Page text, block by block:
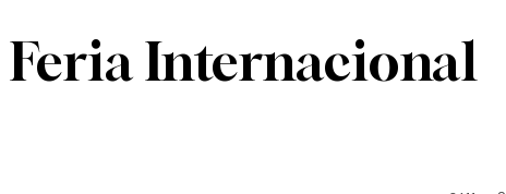
Internacional